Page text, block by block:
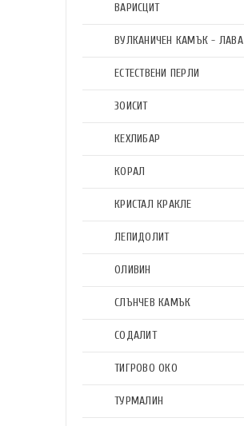
ВАРИСЦИТ
ВУЛКАНИЧЕН КАМЪК - ЛАВА
ЕСТЕСТВЕНИ ПЕРЛИ
ЗОИСИТ
КЕХЛИБАР
КОРАЛ
КРИСТАЛ КРАКЛЕ
ЛЕПИДОЛИТ
ОЛИВИН
СЛЪНЧЕВ КАМЪК
СОДАЛИТ
ТИГРОВО ОКО
ТУРМАЛИН